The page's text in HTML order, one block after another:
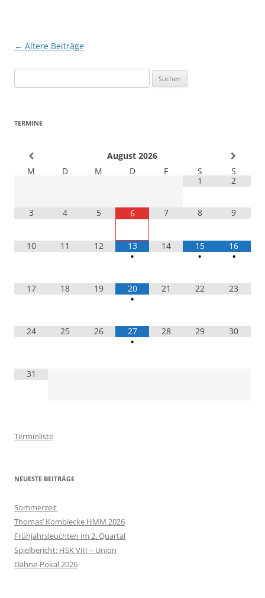
Beitragsnavigation
← Ältere Beiträge
nach:
TERMINE
August 2026
M
D M D F S
S
1
2
3 4 5 6 7 8 9
10 11 12
13
•
14
15
•
16
•
17 18 19
20
•
21 22 23
24 25 26
27
•
28 29 30
31
Terminliste
NEUESTE BEITRÄGE
Sommerzeit
Thomas’ Kombiecke HMM 2026
Frühjahrsleuchten im 2. Quartal
Spielbericht: HSK VIII – Union
Dähne-Pokal 2026